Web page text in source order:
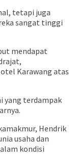
tetapi juga
sangat tinggi
mendapat
Karawang atas
yang terdampak
Hendrik
usaha dan
kondisi